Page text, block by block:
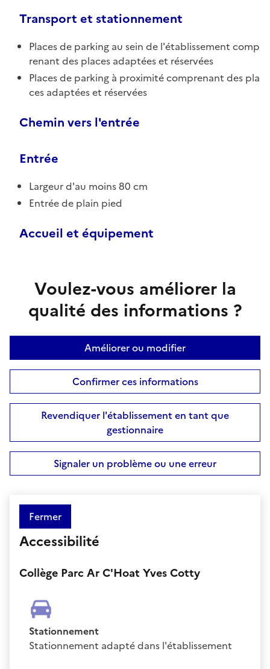
Transport et stationnement
Places de parking au sein de l'établissement comp
renant des places adaptées et réservées
Places de parking à proximité comprenant des pla
ces adaptées et réservées
Chemin vers l'entrée
Entrée
Largeur d'au moins 80 cm
Entrée de plain pied
Accueil et équipement
Voulez-vous améliorer la
qualité des informations ?
Améliorer ou modifier
Confirmer ces informations
Revendiquer l'établissement en tant que
gestionnaire
Signaler un problème ou une erreur
Fermer
Accessibilité
Collège Parc Ar C'Hoat Yves Cotty
Stationnement
Stationnement adapté dans l'établissement